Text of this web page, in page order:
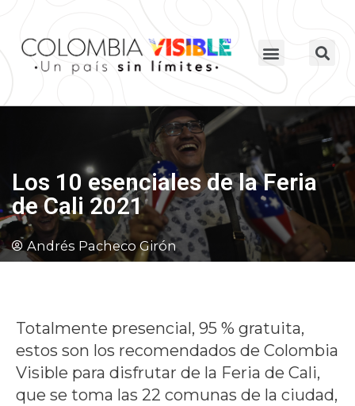
Los 10 esenciales de la Feria
de Cali 2021
Andrés Pacheco Girón
Totalmente presencial, 95 % gratuita,
estos son los recomendados de Colombia
Visible para disfrutar de la Feria de Cali,
que se toma las 22 comunas de la ciudad,